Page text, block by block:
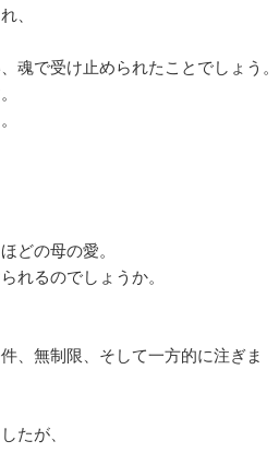
、
魂で受け止められたことでしょう。
どの母の愛。
れるのでしょうか。
、無制限、そして一方的に注ぎま
たが、